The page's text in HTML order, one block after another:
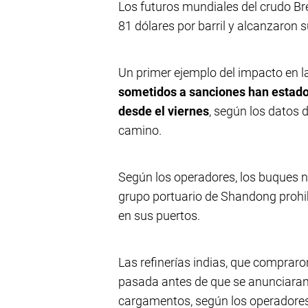
Los futuros mundiales del crudo
81 dólares por barril y alcanzaron
Un primer ejemplo del impacto en
sometidos a sanciones han
desde el viernes, según los datos
camino.
Según los operadores, los buques
grupo portuario de Shandong
en sus puertos.
Las refinerías indias, que
pasada antes de que se
cargamentos, según los